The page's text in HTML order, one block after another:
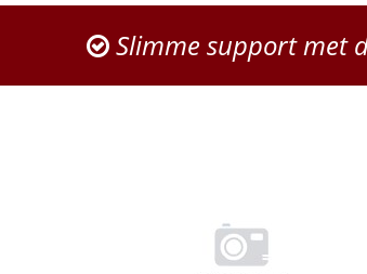
Slimme support met